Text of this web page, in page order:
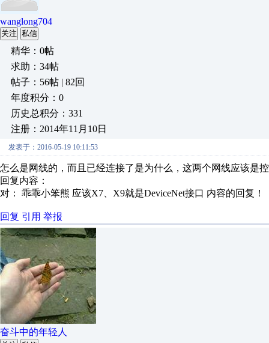
wanglong704
关注 私信
精华：0帖
求助：34帖
帖子：56帖 | 82回
年度积分：0
历史总积分：331
注册：2014年11月10日
发表于：2016-05-19 10:11:53
怎么是网线的，而且已经连接了是为什么，这两个网线应该是
回复内容：
对： 乖乖小笨熊 应该X7、X9就是DeviceNet接口 内容的回复！
回复 引用 举报
奋斗中的年轻人